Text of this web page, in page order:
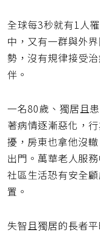
全球每3秒就有1人
中，又有一群與外
勢，沒有規律接受
伴。
一名80歲、獨居且
著病情逐漸惡化，
擾，房東也拿他沒
出門。萬華老人服
社區生活恐有安全
置。
失智且獨居的長者